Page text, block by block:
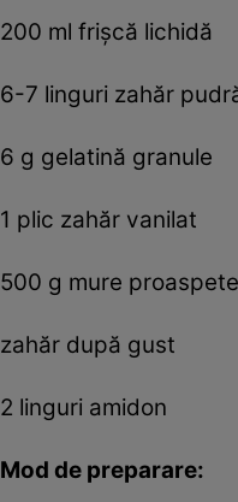
200 ml frişcă lichidă
6-7 linguri zahăr
6 g gelatină granule
1 plic zahăr vanilat
500 g mure proaspete
zahăr după gust
2 linguri amidon
Mod de preparare: